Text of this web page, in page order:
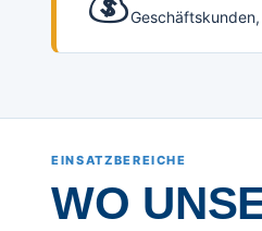
EINSATZBEREICHE
WO